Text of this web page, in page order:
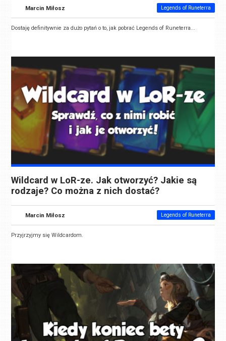
Marcin Miłosz Legends of Runeterra
Dostaję definitywnie za dużo pytań o to, jak pobrać Legends of Runeterra...
Wildcard w LoR-ze. Jak otworzyć? Jakie są
rodzaje? Co można z nich dostać?
Marcin Miłosz Legends of Runeterra
Przyjrzyjmy się Wildcardom.